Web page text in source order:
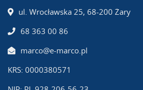
ul. Wrocławska 25, 68-200 Żary
68 363 00 86
marco@e-marco.pl
KRS: 0000380571